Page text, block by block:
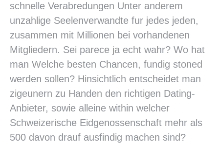
schnelle Verabredungen Unter anderem
unzahlige Seelenverwandte fur jedes jeden,
zusammen mit Millionen bei vorhandenen
Mitgliedern. Sei parece ja echt wahr? Wo hat
man Welche besten Chancen, fundig stoned
werden sollen? Hinsichtlich entscheidet man
zigeunern zu Handen den richtigen Dating-
Anbieter, sowie alleine within welcher
Schweizerische Eidgenossenschaft mehr als
500 davon drauf ausfindig machen sind?